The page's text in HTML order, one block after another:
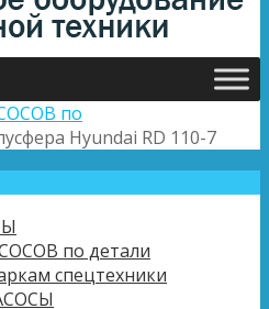
по
Hyundai RD 110-7
по детали
спецтехники